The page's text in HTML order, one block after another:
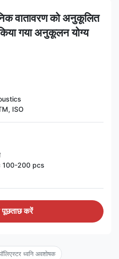
वातावरण को अनुकूलित
गया अनुकूलन योग्य
ISO
100-200 pcs
पूछताछ करें
ध्वनि अवशोषक